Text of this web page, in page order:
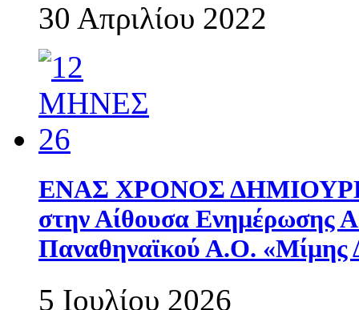
30 Απριλίου 2022
ΕΝΑΣ ΧΡΟΝΟΣ
στην Αίθουσα Ενημέρωσης
Παναθηναϊκού Α.Ο. «Μίμης
5 Ιουλίου 2026